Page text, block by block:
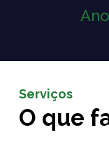
Serviços
O que